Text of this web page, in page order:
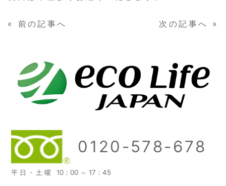
« 前の記事へ 次の記事へ »
0120-578-678
平日・土曜 10：00 ～ 17：45